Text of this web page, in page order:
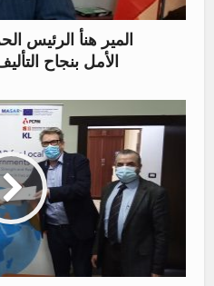
المير هنأ الرئيس
الأمل بنجاح